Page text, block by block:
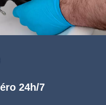
24h/7